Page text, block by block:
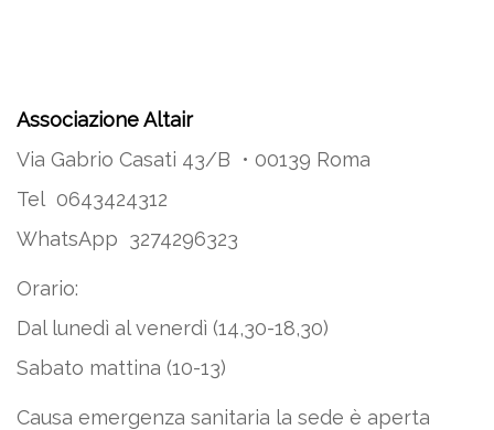
Associazione Altair
Via Gabrio Casati 43/B • 00139 Roma
Tel 0643424312
WhatsApp 3274296323
Orario:
Dal lunedì al venerdì (14,30-18,30)
Sabato mattina (10-13)
Causa emergenza sanitaria la sede è aperta